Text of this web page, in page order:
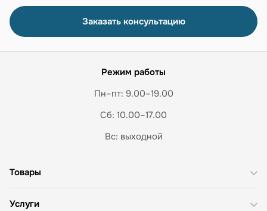
Заказать консультацию
Режим работы
Пн–пт: 9.00–19.00
Сб: 10.00–17.00
Вс: выходной
Товары
Услуги